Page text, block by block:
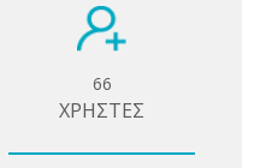
66
ΧΡΗΣΤΕΣ